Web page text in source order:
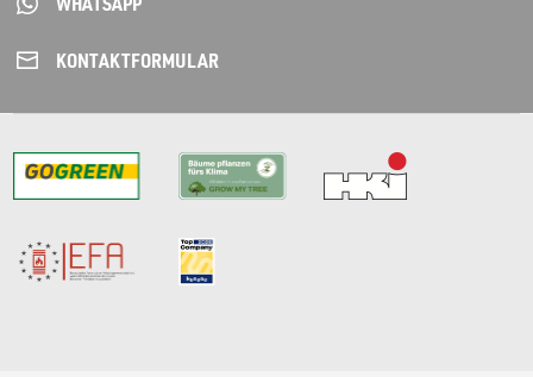
KONTAKT­FORMULAR